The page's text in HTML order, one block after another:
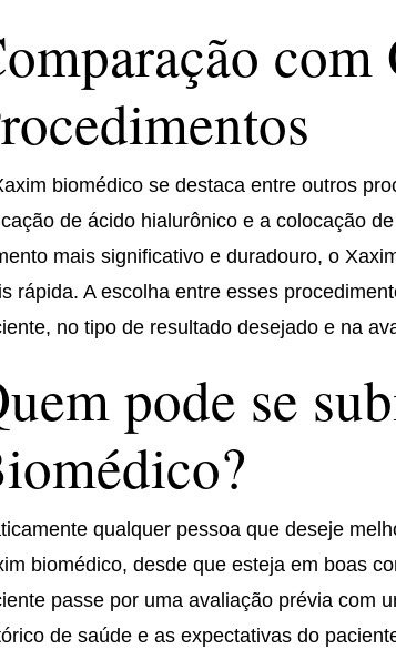
com
biomédico se destaca entre outros
de ácido hialurônico e a colocação
mais significativo e duradouro, o
rápida. A escolha entre esses
no tipo de resultado desejado e na
pode se
qualquer pessoa que deseje
biomédico, desde que esteja em boas
passe por uma avaliação prévia com
de saúde e as expectativas do